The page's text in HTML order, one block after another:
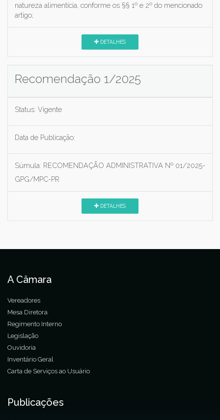
natureza alimentícia, conforme os §§ 1º e 2º do mencionado
artigo;
DETALHES
Recomendação 1/2025
Status: Vigente
Data de Publicação:
Súmula: RECOMENDAÇÃO ADMINISTRATIVA Nº 01/2025-
GPG/MPC-PR
DETALHES
A Câmara
Vereadores
Mesa Diretora
Regimento Interno
Legislação
Ouvidoria
Inventário Geral
Carta de Serviços ao Usuário
Publicações